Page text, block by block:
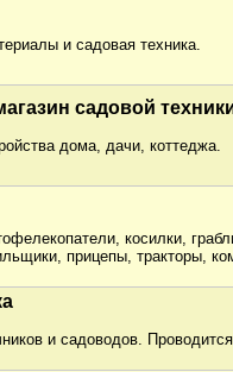
и садовая техника.
садовой
дома, дачи, коттеджа.
косилки,
прицепы, тракторы,
и садоводов.